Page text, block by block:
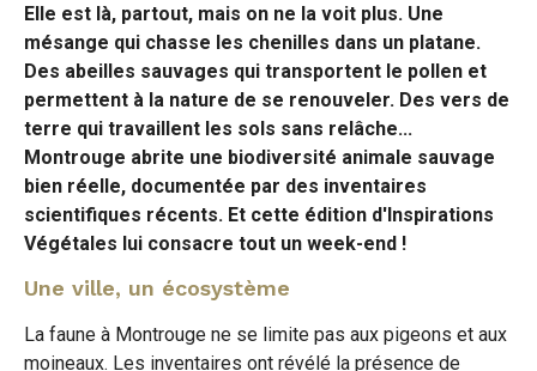
Elle est là, partout, mais on ne la voit plus. Une
mésange qui chasse les chenilles dans un platane.
Des abeilles sauvages qui transportent le pollen et
permettent à la nature de se renouveler. Des vers de
terre qui travaillent les sols sans relâche...
Montrouge abrite une biodiversité animale sauvage
bien réelle, documentée par des inventaires
scientifiques récents. Et cette édition d'Inspirations
Végétales lui consacre tout un week-end !
Une ville, un écosystème
La faune à Montrouge ne se limite pas aux pigeons et aux
moineaux. Les inventaires ont révélé la présence de